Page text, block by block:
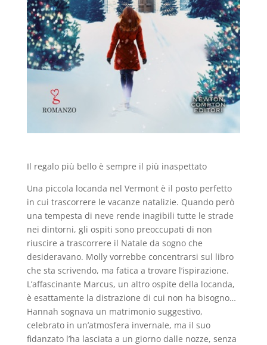
Il regalo più bello è sempre il più inaspettato
Una piccola locanda nel Vermont è il posto perfetto
in cui trascorrere le vacanze natalizie. Quando però
una tempesta di neve rende inagibili tutte le strade
nei dintorni, gli ospiti sono preoccupati di non
riuscire a trascorrere il Natale da sogno che
desideravano. Molly vorrebbe concentrarsi sul libro
che sta scrivendo, ma fatica a trovare l’ispirazione.
L’affascinante Marcus, un altro ospite della locanda,
è esattamente la distrazione di cui non ha bisogno…
Hannah sognava un matrimonio suggestivo,
celebrato in un’atmosfera invernale, ma il suo
fidanzato l’ha lasciata a un giorno dalle nozze, senza